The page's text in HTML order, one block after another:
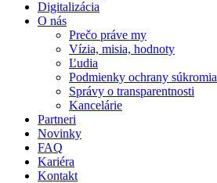
Digitalizácia
O nás
Prečo práve my
Vízia, misia, hodnoty
Ľudia
Podmienky ochrany súkromia
Správy o transparentnosti
Kancelárie
Partneri
Novinky
FAQ
Kariéra
Kontakt